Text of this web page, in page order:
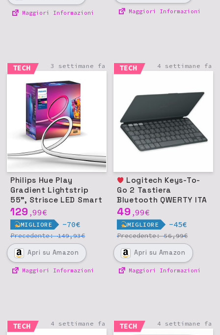
Maggiori Informazioni Maggiori Informazioni
TECH 3 settimane fa
Philips Hue Play
Gradient Lightstrip
55", Strisce LED Smart
129 ,99€
MIGLIORE -70€
Precedente:149,93€
Apri su Amazon
Maggiori Informazioni
TECH 4 settimane fa
Go 2 Tastiera
Bluetooth QWERTY ITA
49 ,99€
MIGLIORE -45€
Precedente:56,99€
Apri su Amazon
Maggiori Informazioni
TECH 4 settimane fa TECH 4 settimane fa